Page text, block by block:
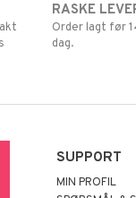
RASKE
Order lagt før
dag.
SUPPORT
MIN PROFIL